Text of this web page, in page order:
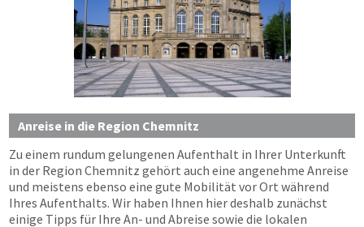
Anreise in die Region Chemnitz
Zu einem rundum gelungenen Aufenthalt in Ihrer Unterkunft
in der Region Chemnitz gehört auch eine angenehme Anreise
und meistens ebenso eine gute Mobilität vor Ort während
Ihres Aufenthalts. Wir haben Ihnen hier deshalb zunächst
einige Tipps für Ihre An- und Abreise sowie die lokalen